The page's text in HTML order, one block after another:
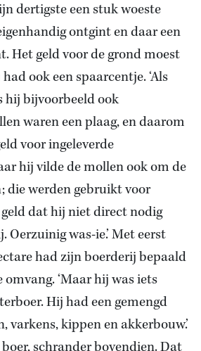
dertigste een stuk woeste
ontgint en daar een
Het geld voor de grond moest
ook een spaarcentje. ‘Als
hij bijvoorbeeld ook
waren een plaag, en daarom
voor ingeleverde
hij vilde de mollen ook om de
die werden gebruikt voor
dat hij niet direct nodig
Oerzuinig was-ie.’ Met eerst
had zijn boerderij bepaald
‘Maar hij was iets
Hij had een gemengd
varkens, kippen en akkerbouw.’